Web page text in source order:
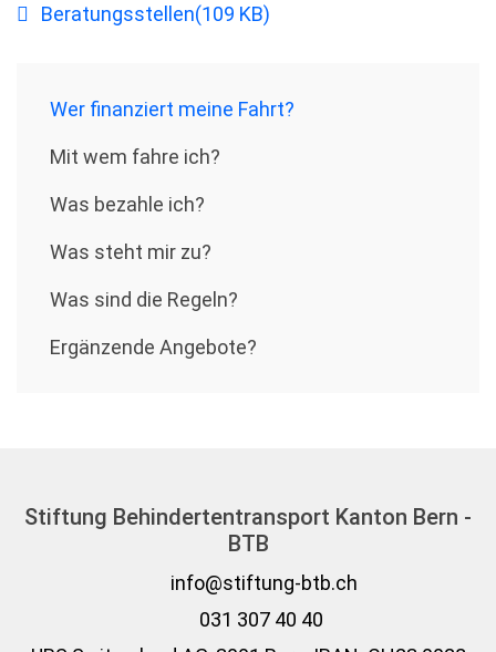
pdf
Beratungsstellen(109 KB)
Wer ﬁnanziert meine Fahrt?
Mit wem fahre ich?
Was bezahle ich?
Was steht mir zu?
Was sind die Regeln?
Ergänzende Angebote?
Stiftung Behindertentransport Kanton Bern -
BTB
info@stiftung-btb.ch
031 307 40 40